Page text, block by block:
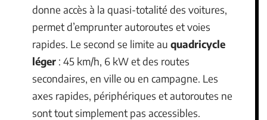
donne accès à la quasi-totalité des voitures,
permet d’emprunter autoroutes et voies
rapides. Le second se limite au quadricycle
léger : 45 km/h, 6 kW et des routes
secondaires, en ville ou en campagne. Les
axes rapides, périphériques et autoroutes ne
sont tout simplement pas accessibles.